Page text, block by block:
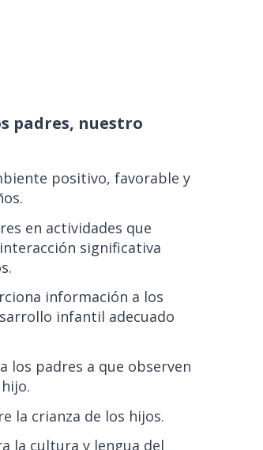
padres, nuestro
positivo, favorable y
en actividades que
significativa
información a los
infantil adecuado
los padres a que observen
la crianza de los hijos.
la cultura y lengua del